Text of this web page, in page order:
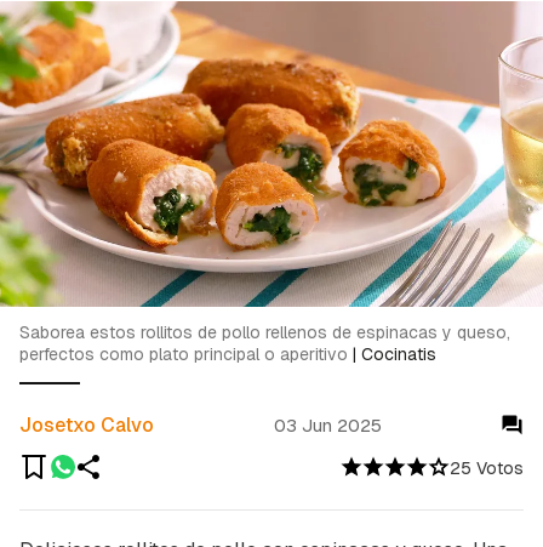
25 Votos
Josetxo Calvo 03 Jun 2025
Saborea estos rollitos de pollo rellenos de espinacas y queso,
perfectos como plato principal o aperitivo | Cocinatis